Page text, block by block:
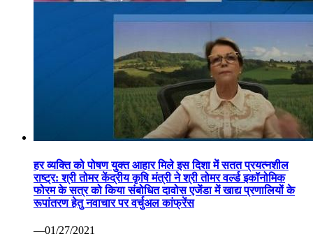
हर व्यक्ति को पोषण युक्त आहार मिले इस दिशा में सतत प्रयत्नशील
राष्ट्र: श्री तोमर केंद्रीय कृषि मंत्री ने श्री तोमर वर्ल्ड इकॉनोमिक
फोरम के सत्र को किया संबोधित दावोस एजेंडा में खाद्य प्रणालियों के
रूपांतरण हेतु नवाचार पर वर्चुअल कांफ्रेंस
—01/27/2021